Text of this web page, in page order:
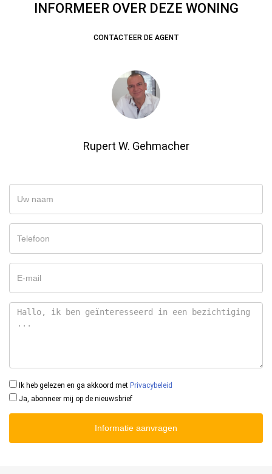
INFORMEER OVER DEZE WONING
CONTACTEER DE AGENT
Rupert W. Gehmacher
Ik heb gelezen en ga akkoord met Privacybeleid
Ja, abonneer mij op de nieuwsbrief
Informatie aanvragen